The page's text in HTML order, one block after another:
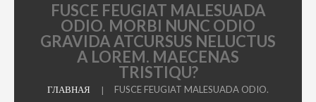
FUSCE FEUGIAT MALESUADA
ODIO. MORBI NUNC ODIO
GRAVIDA ATCURSUS NELUCTUS
A LOREM. MAECENAS
TRISTIQU?
ГЛАВНАЯ
FUSCE FEUGIAT MALESUADA ODIO.